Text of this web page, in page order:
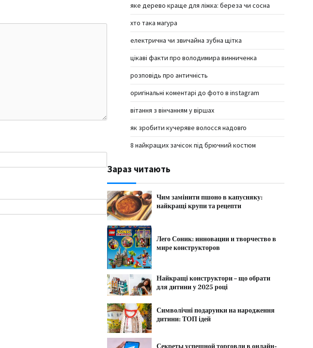
яке дерево краще для ліжка: береза чи сосна
хто така магура
електрична чи звичайна зубна щітка
цікаві факти про володимира винниченка
розповідь про античність
оригінальні коментарі до фото в instagram
вітання з вінчанням у віршах
як зробити кучеряве волосся надовго
8 найкращих зачісок під брючний костюм
Зараз читають
Чим замінити пшоно в капусняку:
найкращі крупи та рецепти
Лего Соник: инновации и творчество в
мире конструкторов
Найкращі конструктори – що обрати
для дитини у 2025 році
Символічні подарунки на народження
дитини: ТОП ідей
Секреты успешной торговли в онлайн-